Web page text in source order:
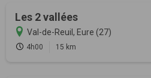
Les 2 vallées
Val-de-Reuil, Eure (27)
4h00 15 km